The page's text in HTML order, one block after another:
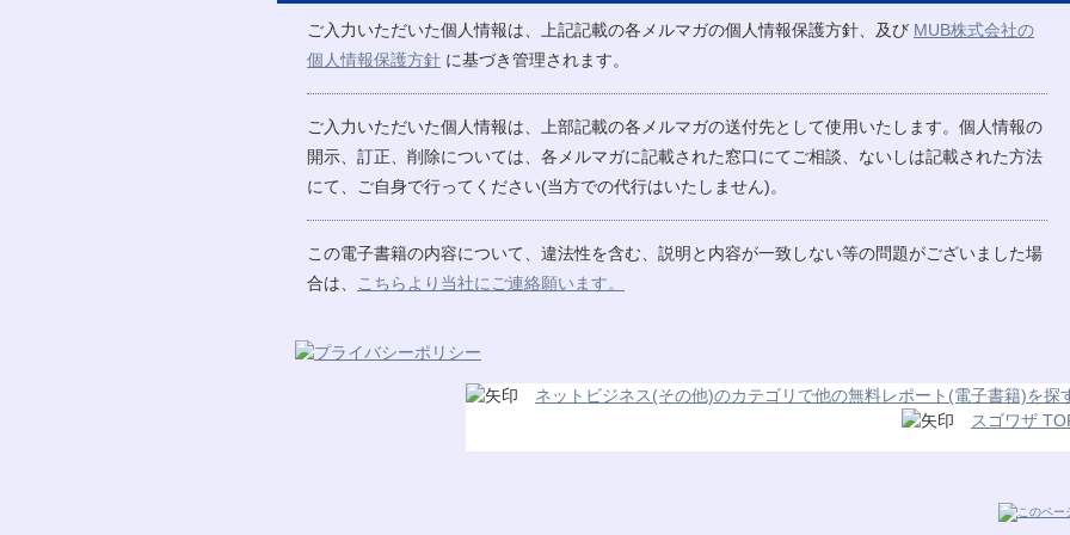
ご入力いただいた個人情報は、上記記載の各メルマガの個人情報保護方針、及び MUB株式会社の
個人情報保護方針 に基づき管理されます。
ご入力いただいた個人情報は、上部記載の各メルマガの送付先として使用いたします。個人情報の
開示、訂正、削除については、各メルマガに記載された窓口にてご相談、ないしは記載された方法
にて、ご自身で行ってください(当方での代行はいたしません)。
この電子書籍の内容について、違法性を含む、説明と内容が一致しない等の問題がございました場
合は、
こちらより当社にご連絡願います。
ネットビジネス(その他)のカテゴリで他の無料レポート(電子書籍)を探
スゴワザ